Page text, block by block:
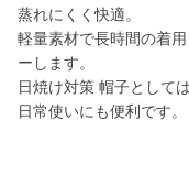
蒸れにくく快適。
軽量素材で長時間の着
ーします。
日焼け対策 帽子として
日常使いにも便利です。